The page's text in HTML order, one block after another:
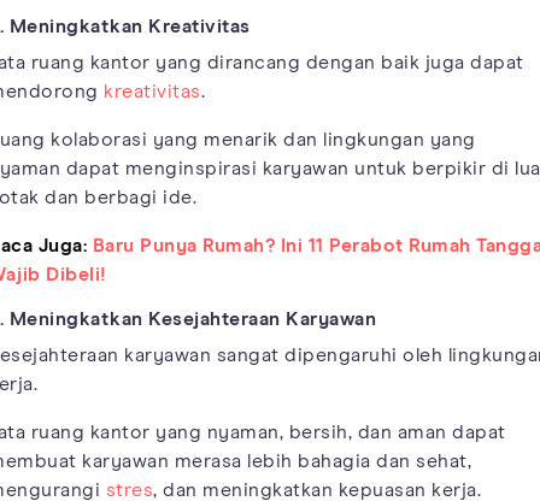
Meningkatkan Kreativitas
ruang kantor yang dirancang dengan baik juga dapat
kreativitas.
kolaborasi yang menarik dan lingkungan yang
dapat menginspirasi karyawan untuk berpikir di
dan berbagi ide.
Juga: Baru Punya Rumah? Ini 11 Perabot Rumah
Dibeli!
Meningkatkan Kesejahteraan Karyawan
karyawan sangat dipengaruhi oleh
ruang kantor yang nyaman, bersih, dan aman dapat
karyawan merasa lebih bahagia dan sehat,
stres, dan meningkatkan kepuasan kerja.